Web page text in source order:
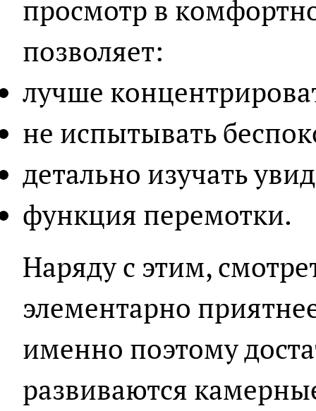
просмотр в
позволяет:
лучше
не испытывать
детально изучать
функция перемотки.
Наряду с этим,
элементарно
именно поэтому
развиваются